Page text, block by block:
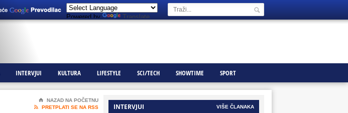
Powered by Translate
INTERVJUI KULTURA LIFESTYLE SCI/TECH SHOWTIME SPORT
⌂
NAZAD NA POČETNU

PRETPLATI SE NA RSS INTERVJUI VIŠE ČLANAKA